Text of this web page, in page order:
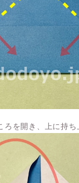
ろを開き、上に持ち